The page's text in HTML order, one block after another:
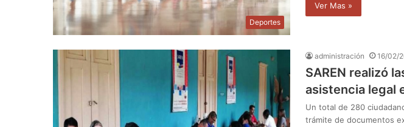
Deportes
Ver Mas »
administración 16/02/
SAREN realizó
asistencia legal
Un total de 280
trámite de documentos